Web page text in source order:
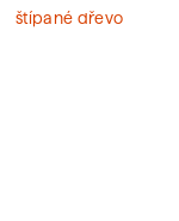
štípané dřevo